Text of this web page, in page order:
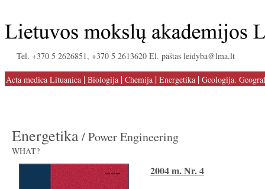
Tel. +370 5 2626851, +370 5 2613620 El. paštas leidyba@lma.lt
Acta medica Lituanica | Biologija | Chemija | Energetika | Geologija.
Energetika/ Power Engineering
WHAT?
2004 m. Nr. 4